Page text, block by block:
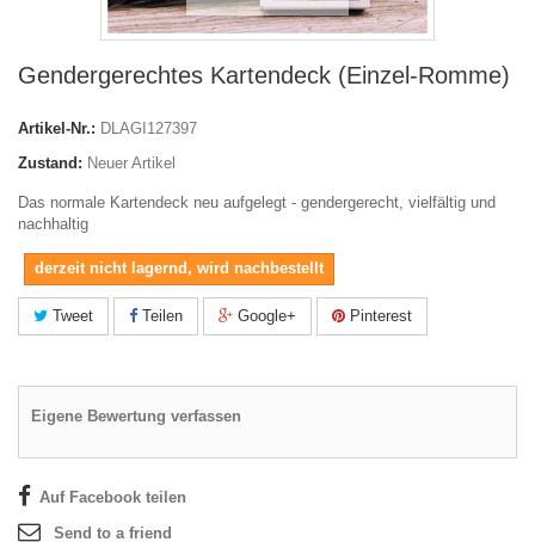
Gendergerechtes Kartendeck (Einzel-Romme)
Artikel-Nr.: DLAGI127397
Zustand: Neuer Artikel
Das normale Kartendeck neu aufgelegt - gendergerecht, vielfältig und
nachhaltig
derzeit nicht lagernd, wird nachbestellt
Tweet Teilen Google+ Pinterest
Eigene Bewertung verfassen
Auf Facebook teilen
Send to a friend